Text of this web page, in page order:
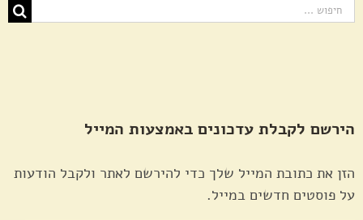
חיפוש...
הירשם לקבלת עדכונים באמצעות המייל
הזן את כתובת המייל שלך כדי להירשם לאתר ולקבל הודעות
על פוסטים חדשים במייל.